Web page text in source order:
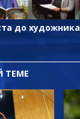
до художника
ТЕМЕ